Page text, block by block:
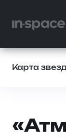
Карта